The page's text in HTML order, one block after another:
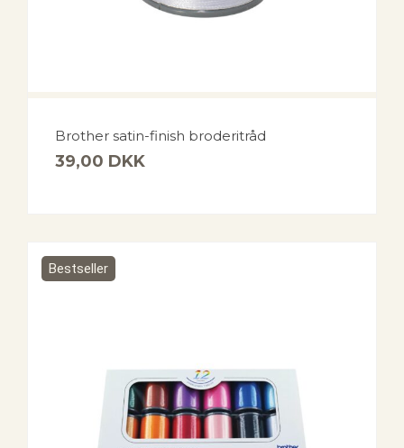
Brother satin-finish broderitråd
39,00 DKK
Bestseller